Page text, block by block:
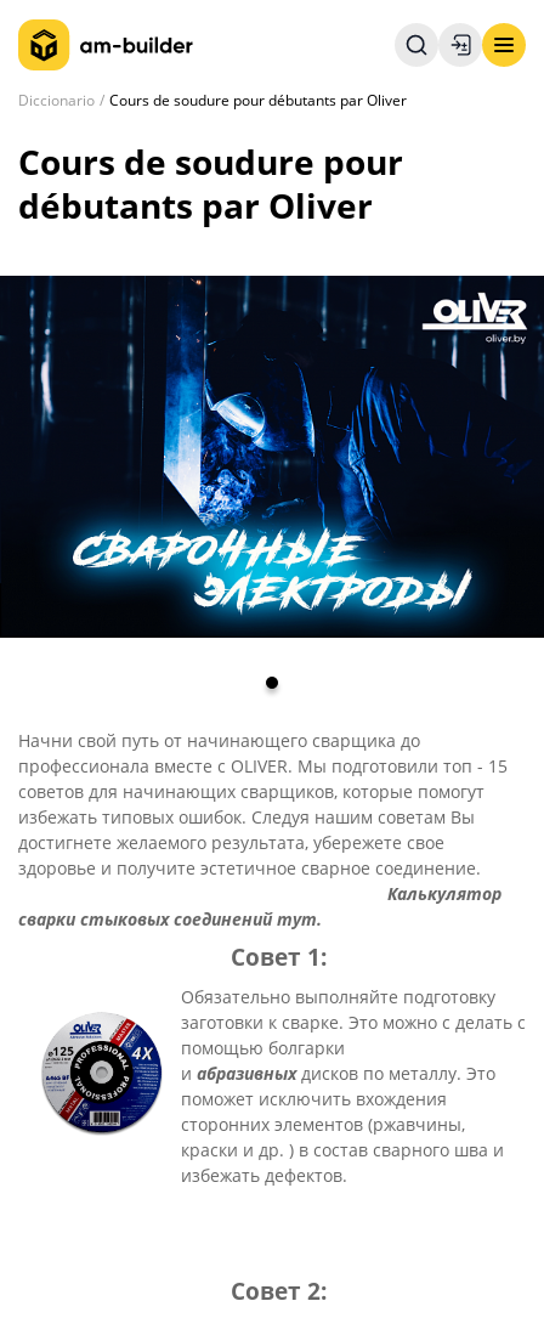
Diccionario Cours de soudure pour débutants par Oliver
Cours de soudure pour
débutants par Oliver
Начни свой путь от начинающего сварщика до
профессионала вместе с OLIVER. Мы подготовили топ - 15
советов для начинающих сварщиков, которые помогут
избежать типовых ошибок. Следуя нашим советам Вы
достигнете желаемого результата, убережете свое
здоровье и получите эстетичное сварное соединение.
Калькулятор
сварки стыковых соединений тут.
Совет 1:
Обязательно выполняйте подготовку
заготовки к сварке. Это можно с делать с
помощью болгарки
и абразивных дисков по металлу. Это
поможет исключить вхождения
сторонних элементов (ржавчины,
краски и др. ) в состав сварного шва и
избежать дефектов.
Совет 2: